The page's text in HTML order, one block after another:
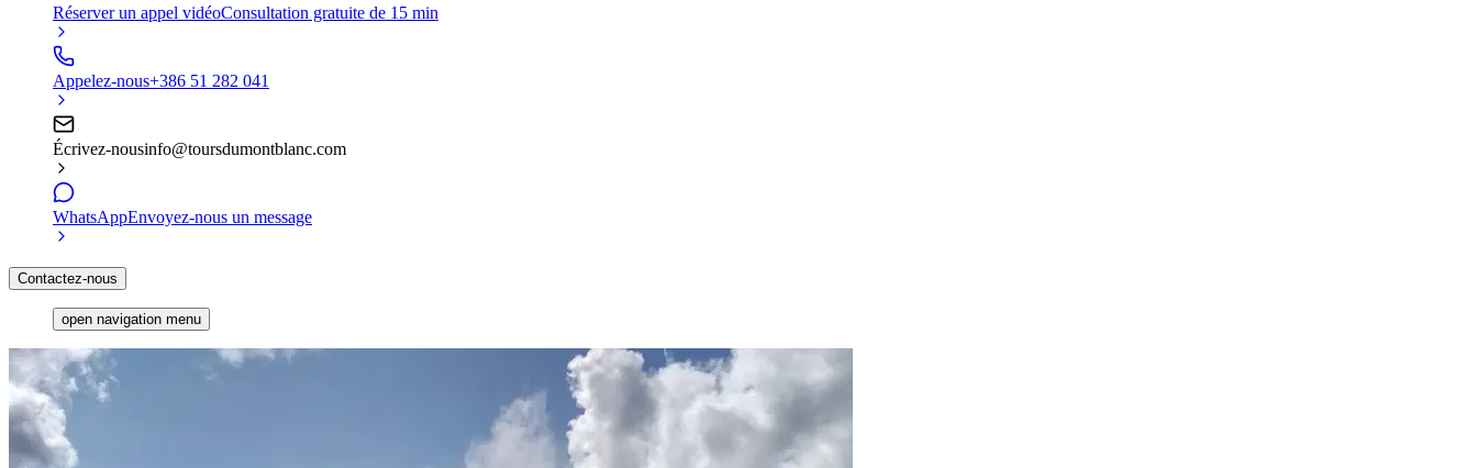
Réserver un appel vidéoConsultation gratuite de 15 min
Appelez-nous+386 51 282 041
Écrivez-nousinfo@toursdumontblanc.com
WhatsAppEnvoyez-nous un message
Contactez-nous
open navigation menu